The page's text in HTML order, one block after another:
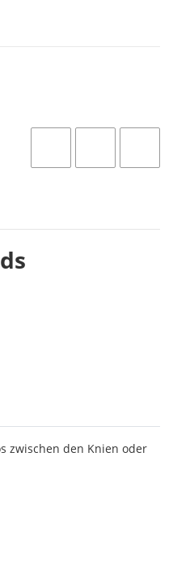
zwischen den Knien oder